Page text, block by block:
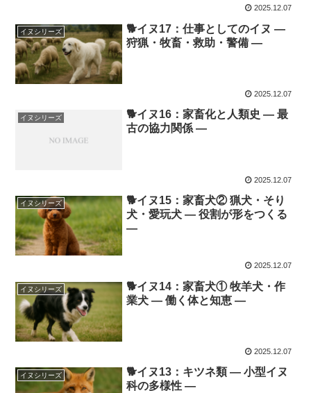
2025.12.07
イヌシリーズ
🐕イヌ17：仕事としてのイヌ ―
狩猟・牧畜・救助・警備 ―
2025.12.07
イヌシリーズ
🐕イヌ16：家畜化と人類史 ― 最
古の協力関係 ―
2025.12.07
イヌシリーズ
🐕イヌ15：家畜犬② 猟犬・そり
犬・愛玩犬 ― 役割が形をつくる
―
2025.12.07
イヌシリーズ
🐕イヌ14：家畜犬① 牧羊犬・作
業犬 ― 働く体と知恵 ―
2025.12.07
イヌシリーズ
🐕イヌ13：キツネ類 ― 小型イヌ
科の多様性 ―